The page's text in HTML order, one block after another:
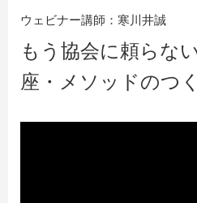
ウェビナー講師：寒川井誠
もう協会に頼らな
座・メソッドのつ